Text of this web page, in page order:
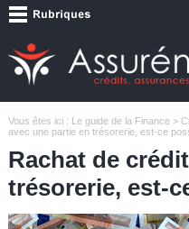
Vous êtes ici : Le guide de la Finance>
avec une partie en trésorerie, est-ce
Rachat de
trésorerie, est-